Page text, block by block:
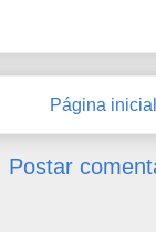
Página inicial
Postar